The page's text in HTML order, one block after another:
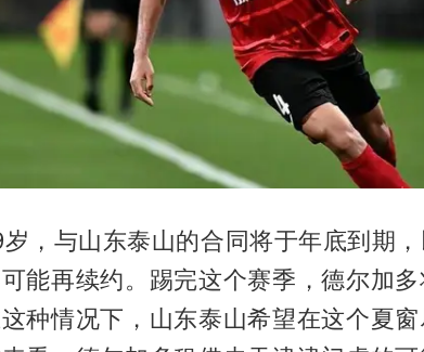
，与山东泰山的合同将于年底到期
能再续约。踢完这个赛季，德尔加
种情况下，山东泰山希望在这个夏